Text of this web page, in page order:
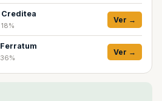
Creditea
18%
Ver →
Ferratum
36%
Ver →